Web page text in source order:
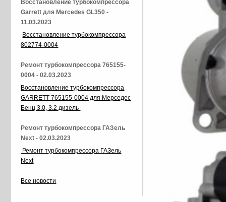
Восстановление турбокомпрессора
Garrett для Mercedes GL350 -
11.03.2023
Восстановление турбокомпрессора
802774-0004
Ремонт турбокомпрессора 765155-
0004 - 02.03.2023
Восстановление турбокомпрессора
GARRETT 765155-0004 для Мерседес
Бенц 3.0, 3.2 дизель
Ремонт турбокомпрессора ГАЗель
Next - 02.03.2023
Ремонт турбокомпрессора ГАЗель
Next
Все новости